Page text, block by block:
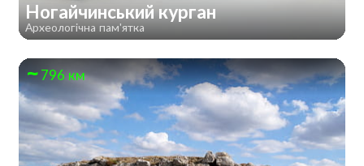
Ногайчинський курган
Археологічна пам'ятка
796 км